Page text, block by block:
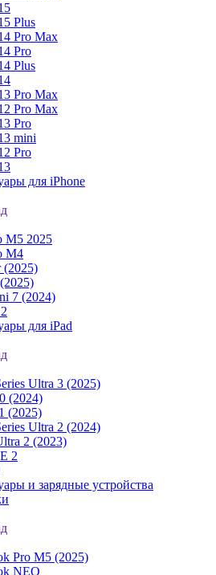
Plus
Pro Max
Pro
Plus
Pro Max
Pro Max
Pro
mini
Pro
для iPhone
M5 2025
M4
(2025)
7 (2024)
для iPad
Ultra 3 (2025)
(2024)
(2025)
Ultra 2 (2024)
2 (2023)
2
и зарядные устройства
Pro M5 (2025)
NEO